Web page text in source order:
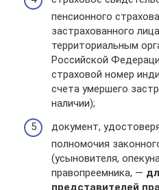
пенсионного
застрахованного
территориальным
Российской
страховой номер
счета умершего
наличии);
документ,
полномочия
(усыновителя,
правопреемника, —
представителей